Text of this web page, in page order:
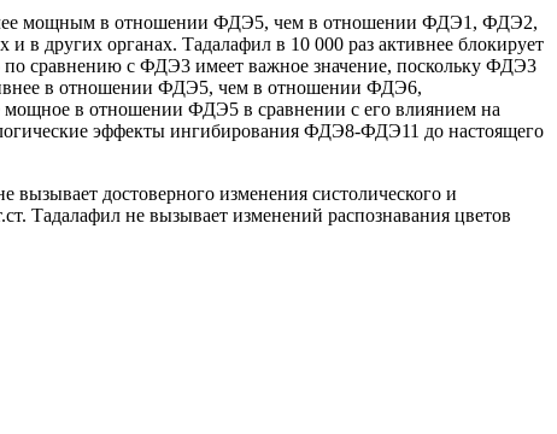
мощным в отношении ФДЭ5, чем в отношении ФДЭ1, ФДЭ2,
других органах. Тадалафил в 10 000 раз активнее блокирует
сравнению с ФДЭ3 имеет важное значение, поскольку ФДЭ3
в отношении ФДЭ5, чем в отношении ФДЭ6,
мощное в отношении ФДЭ5 в сравнении с его влиянием на
эффекты ингибирования ФДЭ8-ФДЭ11 до настоящего
достоверного изменения систолического и
Тадалафил не вызывает изменений распознавания цветов